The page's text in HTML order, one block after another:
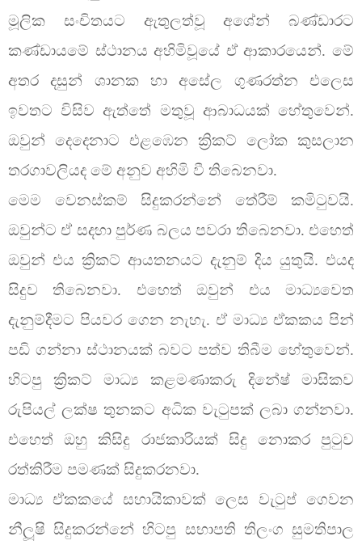
මූලික සංචිතයට ඇතුලත්වූ අශේන් බණ්ඩාරට
කණ්ඩායමේ ස්ථානය අහිමිවූයේ ඒ ආකාරයෙන්. මේ
අතර දසුන් ශානක හා අසේල ගුණරත්න එලෙස
ඉවතට විසිව ඇත්තේ මතුවූ ආබාධයක් හේතුවෙන්.
ඔවුන් දෙදෙනාට එළඹෙන ක්‍රිකට් ලෝක කුසලාන
තරගාවලියද මේ අනුව අහිමි වී තිබෙනවා.
මෙම වෙනස්කම් සිදුකරන්නේ තේරීම් කමිටුවයි.
ඔවුන්ට ඒ සදහා පුර්ණ බලය පවරා තිබෙනවා. එහෙත්
ඔවුන් එය ක්‍රිකට් ආයතනයට දැනුම් දිය යුතුයි. එයද
සිදුව තිබෙනවා. එහෙත් ඔවුන් එය මාධ්‍යවෙත
දැනුම්දීමට පියවර ගෙන නැහැ. ඒ මාධ්‍ය ඒකකය පින්
පඩි ගන්නා ස්ථානයක් බවට පත්ව තිබීම හේතුවෙන්.
හිටපු ක්‍රිකට් මාධ්‍ය කළමණාකරු දිනේෂ් මාසිකව
රුපියල් ලක්ෂ තුනකට අධික වැටුපක් ලබා ගන්නවා.
එහෙත් ඔහු කිසිදු රාජකාරියක් සිදු නොකර පුටුව
රත්කිරීම පමණක් සිදුකරනවා.
මාධ්‍ය ඒකකයේ සහායිකාවක් ලෙස වැටුප් ගෙවන
නීලූෂි සිදුකරන්නේ හිටපු සභාපති තිලංග සුමතිපාල